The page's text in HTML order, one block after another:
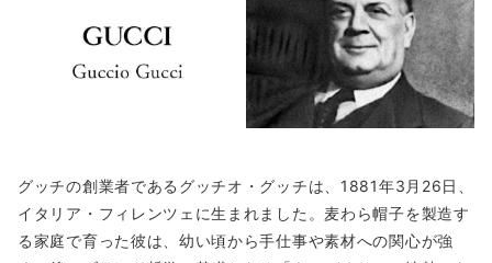
グッチの創業者であるグッチオ・グッチは、1881年3月26日、
イタリア・フィレンツェに生まれました。麦わら帽子を製造す
る家庭で育った彼は、幼い頃から手仕事や素材への関心が強